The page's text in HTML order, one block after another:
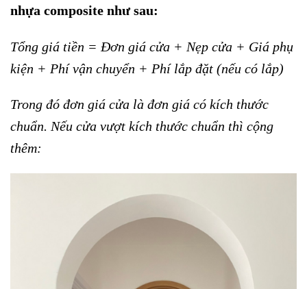
nhựa composite như sau:
Tổng giá tiền = Đơn giá cửa + Nẹp cửa + Giá phụ
kiện + Phí vận chuyển + Phí lắp đặt (nếu có lắp)
Trong đó đơn giá cửa là đơn giá có kích thước
chuẩn. Nếu cửa vượt kích thước chuẩn thì cộng
thêm: